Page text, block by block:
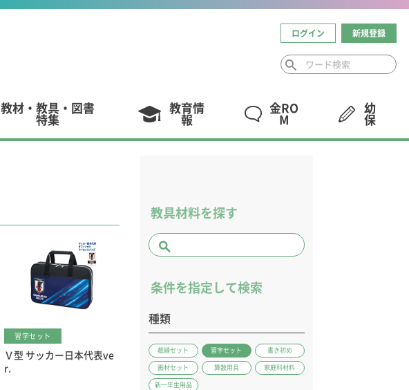
ログイン 新規登録
教材・教具・図書
特集
教育情
報
金RO
M
幼
保
習字セット
Ｖ型 サッカー日本代表ve
r.
教具材料を探す
条件を指定して検索
種類
裁縫セット 習字セット 書き初め
画材セット 算数用具 家庭科材料
新一年生用品